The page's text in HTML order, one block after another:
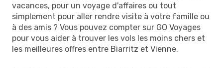
vacances, pour un voyage d'affaires ou tout
simplement pour aller rendre visite à votre famille ou
à des amis ? Vous pouvez compter sur GO Voyages
pour vous aider à trouver les vols les moins chers et
les meilleures offres entre Biarritz et Vienne.